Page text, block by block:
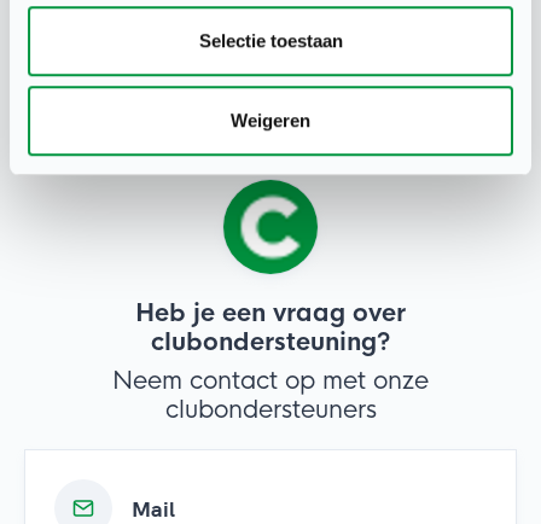
Selectie toestaan
Weigeren
Heb je een vraag over
clubondersteuning?
Neem contact op met onze
clubondersteuners
Mail